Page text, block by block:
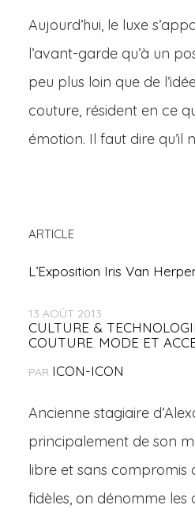
Aujourd’hui, le luxe
l’avant-garde qu’à un
peu plus loin que de
couture, résident en ce
émotion. Il faut dire qu’il
ARTICLE
L’Exposition Iris Van
13 AOÛT 2013
CULTURE &
COUTURE, MODE ET
PAR ICON-ICON
Ancienne stagiaire
principalement de son
libre et sans compromis
fidèles, on dénomme les